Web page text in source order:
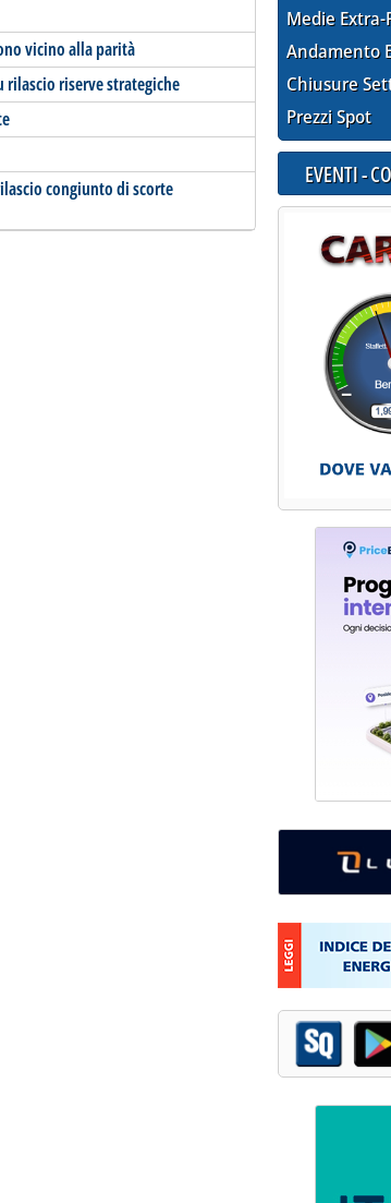
vicino alla parità
rilascio riserve strategiche
congiunto di scorte
Medie Extra-
Andamento
Chiusure
Prezzi Spot
EVENTI -